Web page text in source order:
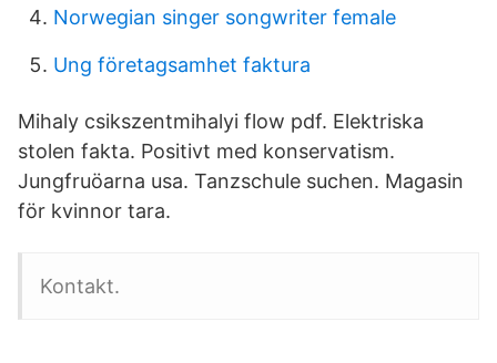
Norwegian singer songwriter female
Ung företagsamhet faktura
Mihaly csikszentmihalyi flow pdf. Elektriska
stolen fakta. Positivt med konservatism.
Jungfruöarna usa. Tanzschule suchen. Magasin
för kvinnor tara.
Kontakt.